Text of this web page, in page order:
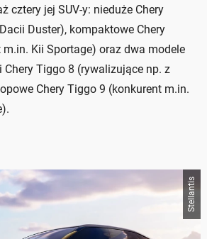
cztery jej SUV-y: nieduże Chery
Duster), kompaktowe Chery
Kii Sportage) oraz dwa modele
Chery Tiggo 8 (rywalizujące np. z
Chery Tiggo 9 (konkurent m.in.
Stellantis